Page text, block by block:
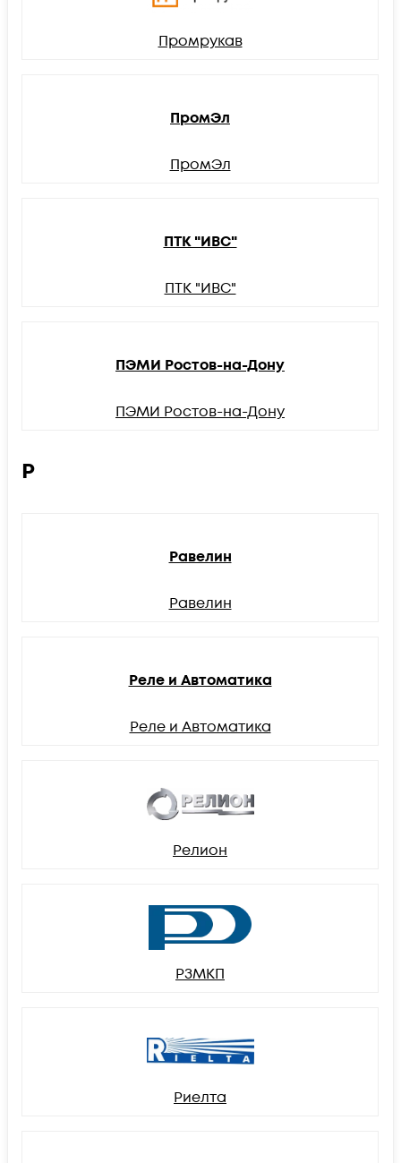
Промрукав
ПромЭл
ПромЭл
ПТК "ИВС"
ПТК "ИВС"
ПЭМИ Ростов-на-Дону
ПЭМИ Ростов-на-Дону
Р
Равелин
Равелин
Реле и Автоматика
Реле и Автоматика
Релион
РЗМКП
Риелта